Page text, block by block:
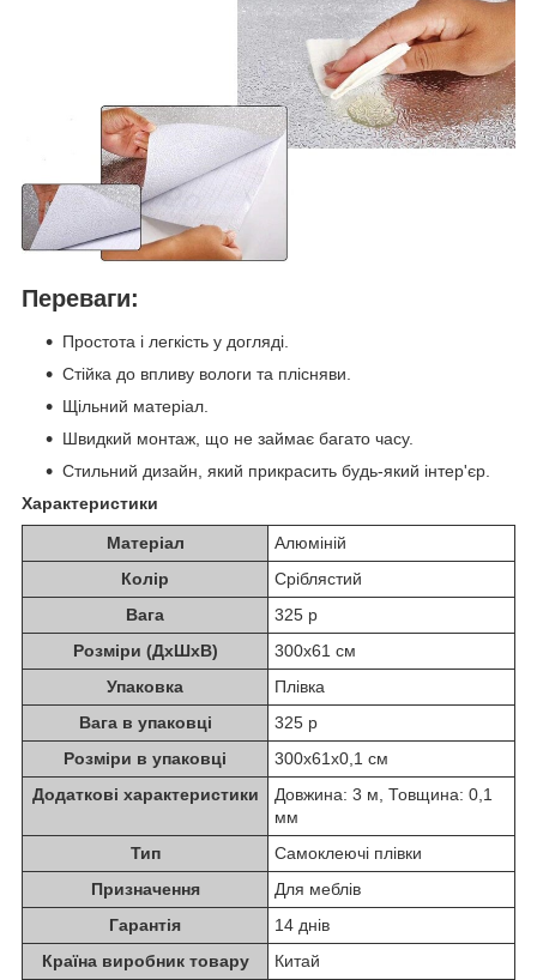
Переваги:
Простота і легкість у догляді.
Стійка до впливу вологи та плісняви.
Щільний матеріал.
Швидкий монтаж, що не займає багато часу.
Стильний дизайн, який прикрасить будь-який інтер'єр.
Характеристики
Матеріал
Алюміній
Колір
Сріблястий
Вага
325 р
Розміри (ДхШхВ)
300х61 см
Упаковка
Плівка
Вага в упаковці
325 р
Розміри в упаковці
300х61х0,1 см
Додаткові характеристики
Довжина: 3 м, Товщина: 0,1
мм
Тип
Самоклеючі плівки
Призначення
Для меблів
Гарантія
14 днів
Країна виробник товару
Китай